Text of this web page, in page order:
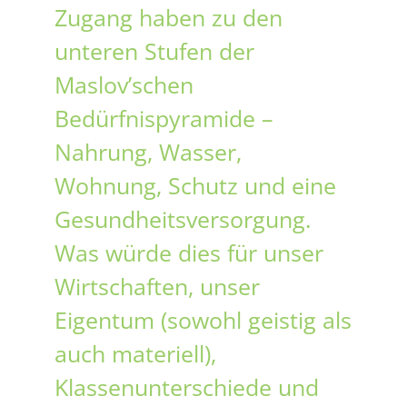
Zugang haben zu den
unteren Stufen der
Maslov’schen
Bedürfnispyramide –
Nahrung, Wasser,
Wohnung, Schutz und eine
Gesundheitsversorgung.
Was würde dies für unser
Wirtschaften, unser
Eigentum (sowohl geistig als
auch materiell),
Klassenunterschiede und